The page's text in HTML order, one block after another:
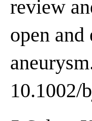
review
open
10.1002/